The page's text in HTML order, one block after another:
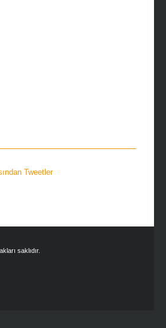
Tweetler
saklıdır.